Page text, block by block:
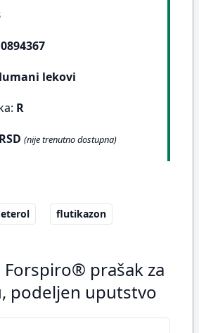
lekovi
R
(nije trenutno dostupna)
flutikazon
Forspiro® prašak za
podeljen uputstvo